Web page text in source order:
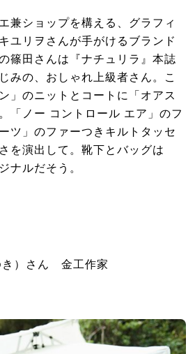
兼ショップを構える、グラフィ
ユリヲさんが手がけるブランド
篠田さんは『ナチュリラ』本誌
みの、おしゃれ上級者さん。こ
」のニットとコートに「オアス
「ノー コントロール エア」のフ
ツ」のファーつきキルトタッセ
を演出して。靴下とバッグは
ナルだそう。
き）さん 金工作家